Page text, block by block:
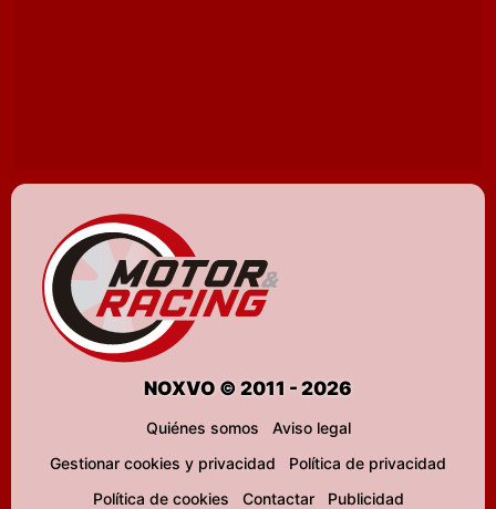
NOXVO © 2011 - 2026
Quiénes somos
Aviso legal
Gestionar cookies y privacidad
Política de privacidad
Política de cookies
Contactar
Publicidad